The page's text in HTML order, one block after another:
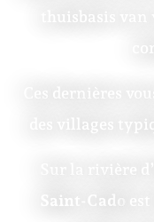
des villages
Saint-Cado